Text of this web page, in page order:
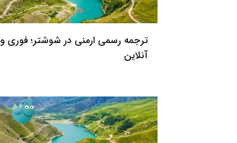
ترجمه رسمی ارمنی در شوشتر؛ فوری و
آنلاین